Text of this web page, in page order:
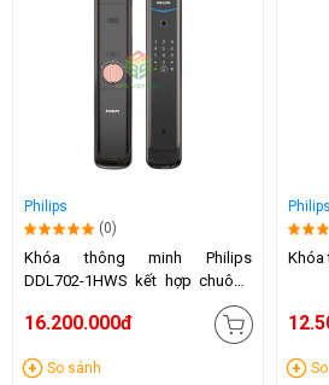
Philips
(0)
Khóa thông minh Philips
DDL702-1HWS kết hợp chuông
16.200.000đ
So sánh
Philips
Khóa